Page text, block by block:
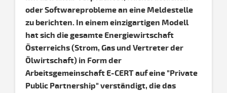
oder Softwareprobleme an eine Meldestelle
zu berichten. In einem einzigartigen Modell
hat sich die gesamte Energiewirtschaft
Österreichs (Strom, Gas und Vertreter der
Ölwirtschaft) in Form der
Arbeitsgemeinschaft E-CERT auf eine "Private
Public Partnership" verständigt, die das